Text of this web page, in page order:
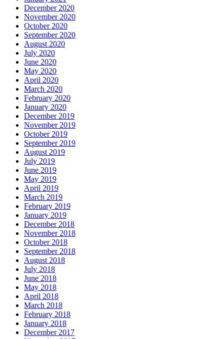
December 2020
November 2020
October 2020
September 2020
August 2020
July 2020
June 2020
May 2020
April 2020
March 2020
February 2020
January 2020
December 2019
November 2019
October 2019
September 2019
August 2019
July 2019
June 2019
May 2019
April 2019
March 2019
February 2019
January 2019
December 2018
November 2018
October 2018
September 2018
August 2018
July 2018
June 2018
May 2018
April 2018
March 2018
February 2018
January 2018
December 2017